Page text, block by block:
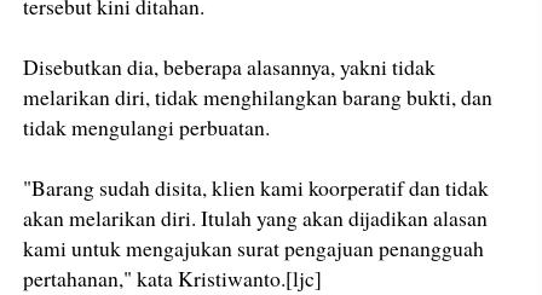
tersebut kini ditahan.
Disebutkan dia, beberapa alasannya, yakni tidak
melarikan diri, tidak menghilangkan barang bukti, dan
tidak mengulangi perbuatan.
"Barang sudah disita, klien kami koorperatif dan tidak
akan melarikan diri. Itulah yang akan dijadikan alasan
kami untuk mengajukan surat pengajuan penangguah
pertahanan," kata Kristiwanto.[ljc]